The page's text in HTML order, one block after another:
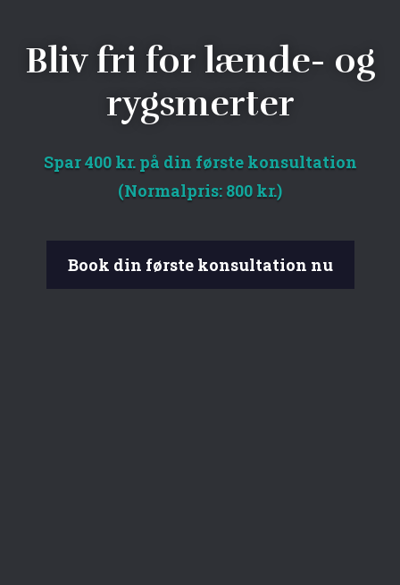
Bliv fri for lænde- og
rygsmerter
Spar 400 kr. på din første konsultation
(Normalpris: 800 kr.)
Book din første konsultation nu